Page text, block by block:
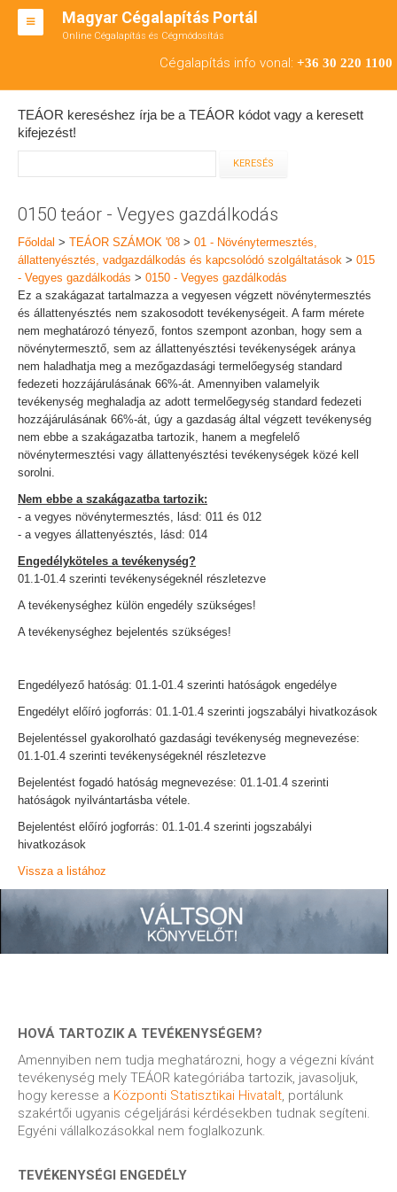
Magyar Cégalapítás Portál
Online Cégalapítás és Cégmódosítás
Cégalapítás info vonal: +36 30 220 1100
BT ALAPÍTÁS
RT ALAPÍTÁS
TEÁOR SZÁMOK '08
ENGEDÉLYKÖTELES
KAPCSOLAT
IRODÁK
TEÁOR kereséshez írja be a TEÁOR kódot vagy a keresett
kifejezést!
0150 teáor - Vegyes gazdálkodás
Főoldal > TEÁOR SZÁMOK '08 > 01 - Növénytermesztés,
állattenyésztés, vadgazdálkodás és kapcsolódó szolgáltatások > 015
- Vegyes gazdálkodás > 0150 - Vegyes gazdálkodás
Ez a szakágazat tartalmazza a vegyesen végzett növénytermesztés
és állattenyésztés nem szakosodott tevékenységeit. A farm mérete
nem meghatározó tényező, fontos szempont azonban, hogy sem a
növénytermesztő, sem az állattenyésztési tevékenységek aránya
nem haladhatja meg a mezőgazdasági termelőegység standard
fedezeti hozzájárulásának 66%-át. Amennyiben valamelyik
tevékenység meghaladja az adott termelőegység standard fedezeti
hozzájárulásának 66%-át, úgy a gazdaság által végzett tevékenység
nem ebbe a szakágazatba tartozik, hanem a megfelelő
növénytermesztési vagy állattenyésztési tevékenységek közé kell
sorolni.
Nem ebbe a szakágazatba tartozik:
- a vegyes növénytermesztés, lásd: 011 és 012
- a vegyes állattenyésztés, lásd: 014
Engedélyköteles a tevékenység?
01.1-01.4 szerinti tevékenységeknél részletezve
A tevékenységhez külön engedély szükséges!
A tevékenységhez bejelentés szükséges!
Engedélyező hatóság: 01.1-01.4 szerinti hatóságok engedélye
Engedélyt előíró jogforrás: 01.1-01.4 szerinti jogszabályi hivatkozások
Bejelentéssel gyakorolható gazdasági tevékenység megnevezése:
01.1-01.4 szerinti tevékenységeknél részletezve
Bejelentést fogadó hatóság megnevezése: 01.1-01.4 szerinti
hatóságok nyilvántartásba vétele.
Bejelentést előíró jogforrás: 01.1-01.4 szerinti jogszabályi
hivatkozások
Vissza a listához
HOVÁ TARTOZIK A TEVÉKENYSÉGEM?
Amennyiben nem tudja meghatározni, hogy a végezni kívánt
tevékenység mely TEÁOR kategóriába tartozik, javasoljuk,
hogy keresse a Központi Statisztikai Hivatalt , portálunk
szakértői ugyanis cégeljárási kérdésekben tudnak segíteni.
Egyéni vállalkozásokkal nem foglalkozunk.
TEVÉKENYSÉGI ENGEDÉLY